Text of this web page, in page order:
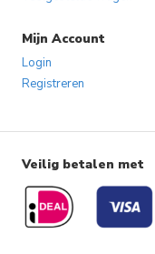
Mijn Account
Login
Registreren
Veilig betalen met